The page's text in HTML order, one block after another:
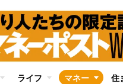
ライフ マネー 住